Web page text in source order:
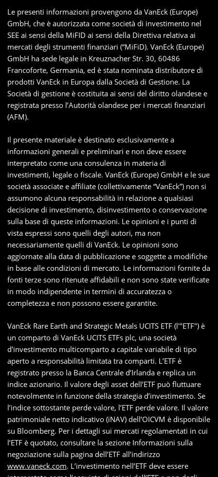
Le presenti informazioni provengono da VanEck (Europe)
GmbH, che è autorizzata come società di investimento nel
SEE ai sensi della MiFID ai sensi della Direttiva relativa ai
mercati degli strumenti finanziari (“MiFiD). VanEck (Europe)
GmbH ha sede legale in Kreuznacher Str. 30, 60486
Francoforte, Germania, ed è stata nominata distributore di
prodotti VanEck in Europa dalla Società di Gestione. La
Società di gestione è costituita ai sensi del diritto olandese e
registrata presso l’Autorità olandese per i mercati finanziari
(AFM).
Il presente materiale è destinato esclusivamente a
informazioni generali e preliminari e non deve essere
interpretato come una consulenza in materia di
investimenti, legale o fiscale. VanEck (Europe) GmbH e le sue
società associate e affiliate (collettivamente “VanEck”) non si
assumono alcuna responsabilità in relazione a qualsiasi
decisione di investimento, disinvestimento o conservazione
sulla base di queste informazioni. Le opinioni e i punti di
vista espressi sono quelli degli autori, ma non
necessariamente quelli di VanEck. Le opinioni sono
aggiornate alla data di pubblicazione e soggette a modifiche
in base alle condizioni di mercato. Le informazioni fornite da
fonti terze sono ritenute affidabili e non sono state verificate
in modo indipendente in termini di accuratezza o
completezza e non possono essere garantite.
VanEck Rare Earth and Strategic Metals UCITS ETF (l'"ETF") è
un comparto di VanEck UCITS ETFs plc, una società
d'investimento multicomparto a capitale variabile di tipo
aperto a responsabilità limitata tra comparti. L’ETF è
registrato presso la Banca Centrale d’Irlanda e replica un
indice azionario. Il valore degli asset dell’ETF può fluttuare
notevolmente in funzione della strategia d’investimento. Se
l’indice sottostante perde valore, l’ETF perde valore. Il valore
patrimoniale netto indicativo (iNAV) dell’OICVM è disponibile
su Bloomberg. Per i dettagli sui mercati regolamentati in cui
l’ETF è quotato, consultare la sezione Informazioni sulla
negoziazione sulla pagina dell’ETF all’indirizzo
www.vaneck.com. L’investimento nell’ETF deve essere